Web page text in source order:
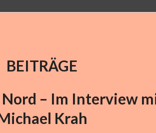
BEITRÄGE
Nord – Im Interview
Krah